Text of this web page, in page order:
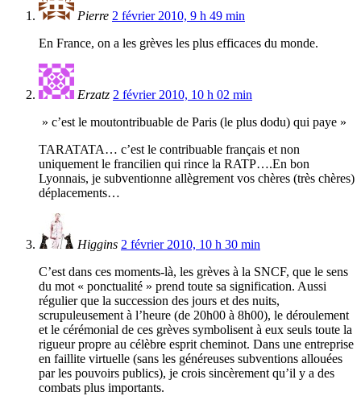
Pierre 2 février 2010, 9 h 49 min
En France, on a les grèves les plus efficaces du monde.
Erzatz 2 février 2010, 10 h 02 min
» c’est le moutontribuable de Paris (le plus dodu) qui paye »
TARATATA… c’est le contribuable français et non
uniquement le francilien qui rince la RATP….En bon
Lyonnais, je subventionne allègrement vos chères (très chères)
déplacements…
Higgins 2 février 2010, 10 h 30 min
C’est dans ces moments-là, les grèves à la SNCF, que le sens
du mot « ponctualité » prend toute sa signification. Aussi
régulier que la succession des jours et des nuits,
scrupuleusement à l’heure (de 20h00 à 8h00), le déroulement
et le cérémonial de ces grèves symbolisent à eux seuls toute la
rigueur propre au célèbre esprit cheminot. Dans une entreprise
en faillite virtuelle (sans les généreuses subventions allouées
par les pouvoirs publics), je crois sincèrement qu’il y a des
combats plus importants.